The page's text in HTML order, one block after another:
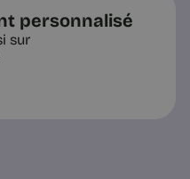
personnalisé
sur